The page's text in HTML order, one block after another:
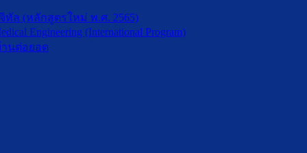
ล (หลักสูตรใหม่ พ.ศ. 2565)
Engineering (International Program)
นต่อยอด